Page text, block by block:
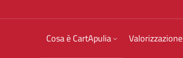
Cosa è CartApulia Valorizzazione